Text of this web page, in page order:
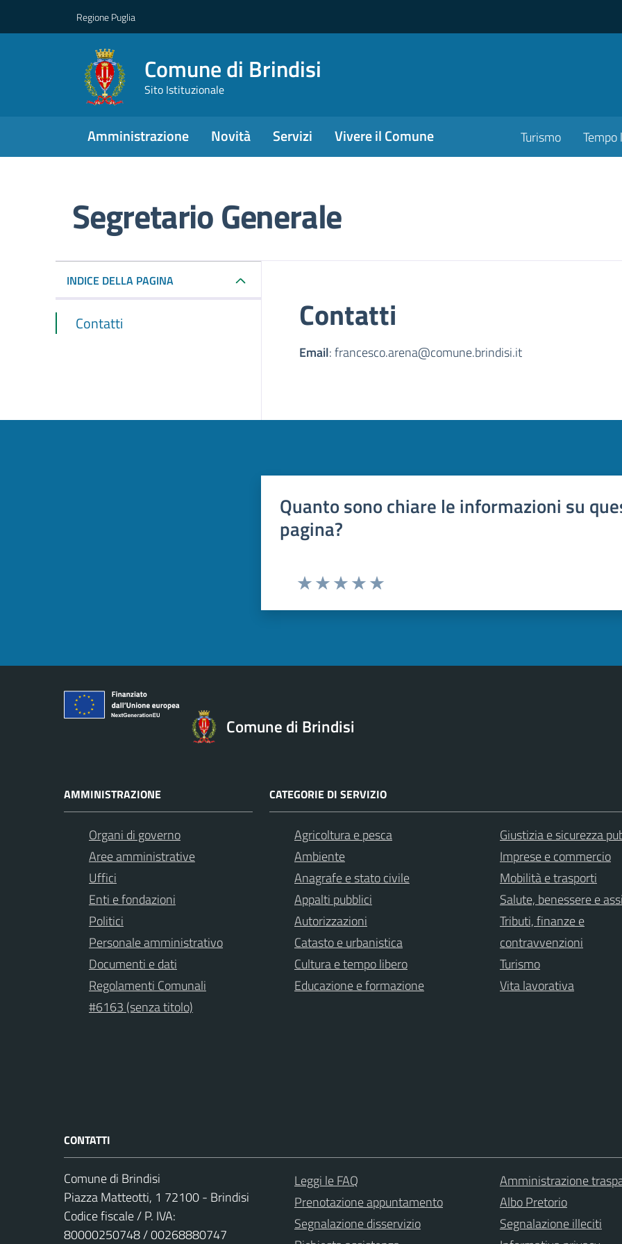
Regione Puglia
Comune di Brindisi
Sito Istituzionale
Amministrazione Novità Servizi Vivere il Comune Turismo Tempo
Segretario Generale
Dettagli del punto di contatto
INDICE DELLA PAGINA
Contatti Contatti
Email: francesco.arena@comune.brindisi.it
Quanto sono chiare le informazioni su
pagina?
Comune di Brindisi
AMMINISTRAZIONE
Organi di governo
Aree amministrative
Uffici
Enti e fondazioni
Politici
Personale amministrativo
Documenti e dati
Regolamenti Comunali
#6163 (senza titolo)
CATEGORIE DI SERVIZIO
Agricoltura e pesca
Ambiente
Anagrafe e stato civile
Appalti pubblici
Autorizzazioni
Catasto e urbanistica
Cultura e tempo libero
Educazione e formazione
Giustizia e sicurezza
Imprese e commercio
Mobilità e trasporti
Salute, benessere e
Tributi, finanze e
contravvenzioni
Turismo
Vita lavorativa
CONTATTI
Comune di Brindisi
Piazza Matteotti, 1 72100 - Brindisi
Codice fiscale / P. IVA:
80000250748 / 00268880747
Leggi le FAQ
Prenotazione appuntamento
Segnalazione disservizio
Amministrazione
Albo Pretorio
Segnalazione illeciti